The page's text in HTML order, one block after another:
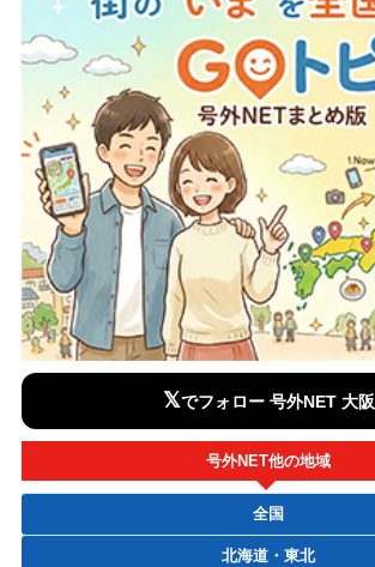
𝕏でフォロー 号外NET 大阪
号外NET他の地域
全国
北海道・東北